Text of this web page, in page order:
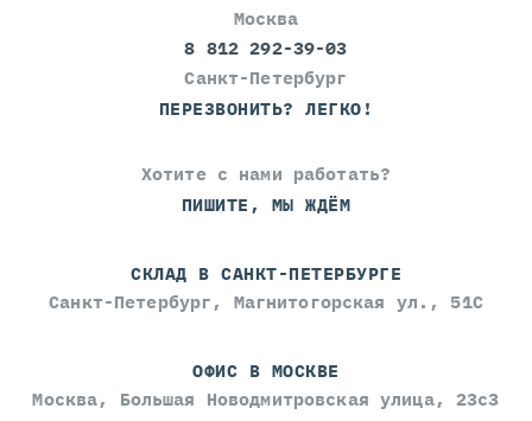
Москва
8 812 292-39-03
Санкт-Петербург
ПЕРЕЗВОНИТЬ? ЛЕГКО!
Хотите с нами работать?
ПИШИТЕ, МЫ ЖДЁМ
СКЛАД В САНКТ-ПЕТЕРБУРГЕ
Санкт-Петербург, Магнитогорская ул., 51С
ОФИС В МОСКВЕ
Москва, Большая Новодмитровская улица, 23с3